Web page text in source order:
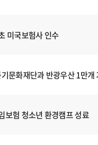
미국보험사 인수
문화재단과 반광우산 1만개
보험 청소년 환경캠프 성료